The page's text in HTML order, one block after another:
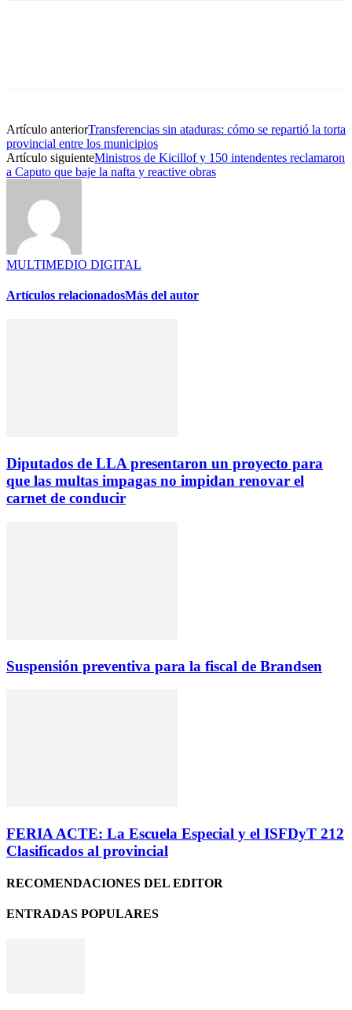
Artículo anteriorTransferencias sin ataduras: cómo se repartió la torta
provincial entre los municipios
Artículo siguienteMinistros de Kicillof y 150 intendentes reclamaron
a Caputo que baje la nafta y reactive obras
MULTIMEDIO DIGITAL
Artículos relacionadosMás del autor
Diputados de LLA presentaron un proyecto para
que las multas impagas no impidan renovar el
carnet de conducir
Suspensión preventiva para la fiscal de Brandsen
FERIA ACTE: La Escuela Especial y el ISFDyT 212
Clasificados al provincial
RECOMENDACIONES DEL EDITOR
ENTRADAS POPULARES